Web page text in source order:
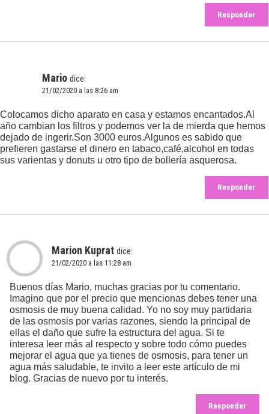
Responder
Mario dice:
21/02/2020 a las 8:26 am
Colocamos dicho aparato en casa y estamos encantados.Al
año cambian los filtros y podemos ver la de mierda que hemos
dejado de ingerir.Son 3000 euros.Algunos es sabido que
prefieren gastarse el dinero en tabaco,café,alcohol en todas
sus varientas y donuts u otro tipo de bollería asquerosa.
Responder
Marion Kuprat dice:
21/02/2020 a las 11:28 am
Buenos días Mario, muchas gracias por tu comentario.
Imagino que por el precio que mencionas debes tener una
osmosis de muy buena calidad. Yo no soy muy partidaria
de las osmosis por varias razones, siendo la principal de
ellas el daño que sufre la estructura del agua. Si te
interesa leer más al respecto y sobre todo cómo puedes
mejorar el agua que ya tienes de osmosis, para tener un
agua más saludable, te invito a leer este artículo de mi
blog. Gracias de nuevo por tu interés.
Responder